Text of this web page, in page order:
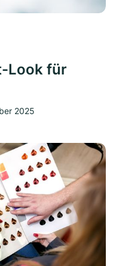
Look für
2025